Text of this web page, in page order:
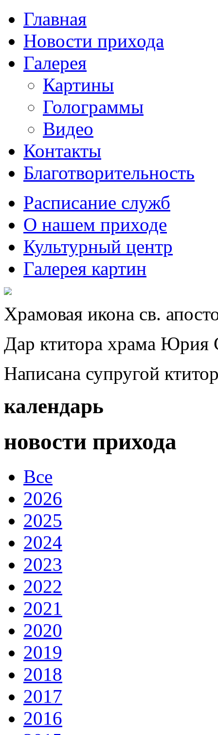
Главная
Новости прихода
Галерея
Картины
Голограммы
Видео
Контакты
Благотворительность
Расписание служб
О нашем приходе
Культурный центр
Галерея картин
Храмовая икона св.
Дар ктитора храма Юрия
Написана супругой
календарь
новости прихода
Все
2026
2025
2024
2023
2022
2021
2020
2019
2018
2017
2016